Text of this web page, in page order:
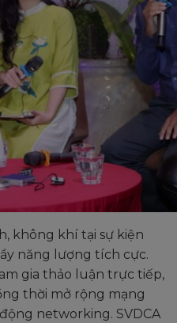
không khí tại sự kiện
năng lượng tích cực.
gia thảo luận trực tiếp,
thời mở rộng mạng
networking. SVDCA